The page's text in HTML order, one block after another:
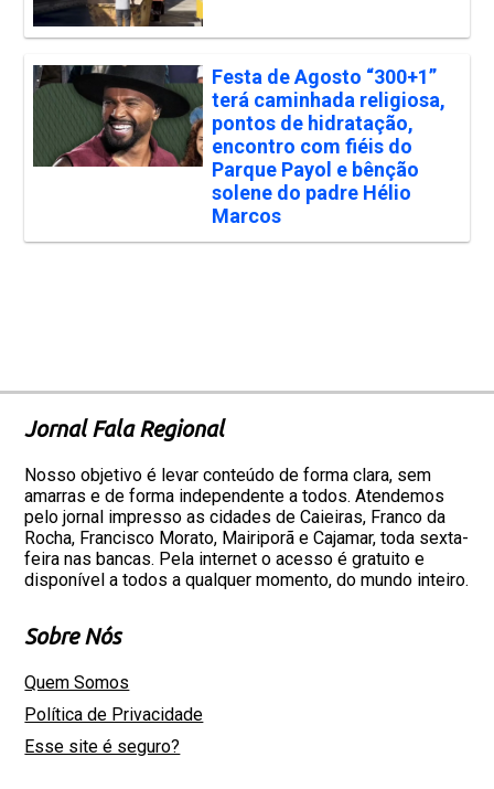
Festa de Agosto “300+1”
terá caminhada religiosa,
pontos de hidratação,
encontro com fiéis do
Parque Payol e bênção
solene do padre Hélio
Marcos
Jornal Fala Regional
Nosso objetivo é levar conteúdo de forma clara, sem
amarras e de forma independente a todos. Atendemos
pelo jornal impresso as cidades de Caieiras, Franco da
Rocha, Francisco Morato, Mairiporã e Cajamar, toda sexta-
feira nas bancas. Pela internet o acesso é gratuito e
disponível a todos a qualquer momento, do mundo inteiro.
Sobre Nós
Quem Somos
Política de Privacidade
Esse site é seguro?